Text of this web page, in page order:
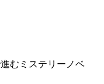
むミステリーノベ